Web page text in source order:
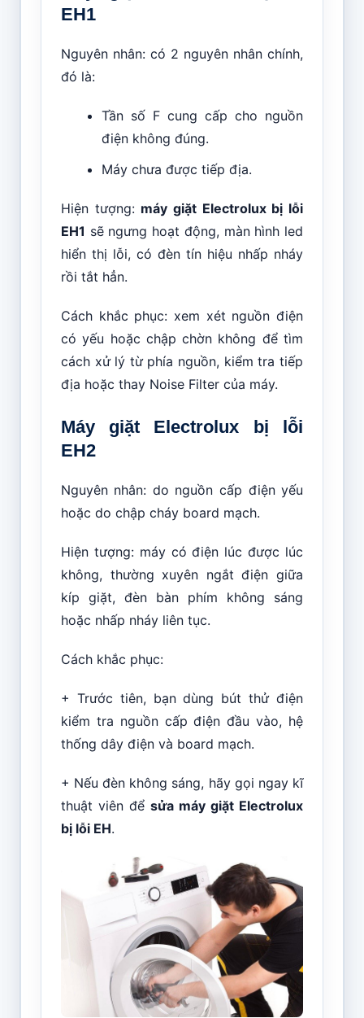
EH1
Nguyên nhân: có 2 nguyên nhân chính,
đó là:
Tần số F cung cấp cho nguồn
điện không đúng.
Máy chưa được tiếp địa.
Hiện tượng: máy giặt Electrolux bị lỗi
EH1 sẽ ngưng hoạt động, màn hình led
hiển thị lỗi, có đèn tín hiệu nhấp nháy
rồi tắt hẳn.
Cách khắc phục: xem xét nguồn điện
có yếu hoặc chập chờn không để tìm
cách xử lý từ phía nguồn, kiểm tra tiếp
địa hoặc thay Noise Filter của máy.
Máy giặt Electrolux bị lỗi
EH2
Nguyên nhân: do nguồn cấp điện yếu
hoặc do chập cháy board mạch.
Hiện tượng: máy có điện lúc được lúc
không, thường xuyên ngắt điện giữa
kíp giặt, đèn bàn phím không sáng
hoặc nhấp nháy liên tục.
Cách khắc phục:
+ Trước tiên, bạn dùng bút thử điện
kiểm tra nguồn cấp điện đầu vào, hệ
thống dây điện và board mạch.
+ Nếu đèn không sáng, hãy gọi ngay kĩ
thuật viên để sửa máy giặt Electrolux
bị lỗi EH.